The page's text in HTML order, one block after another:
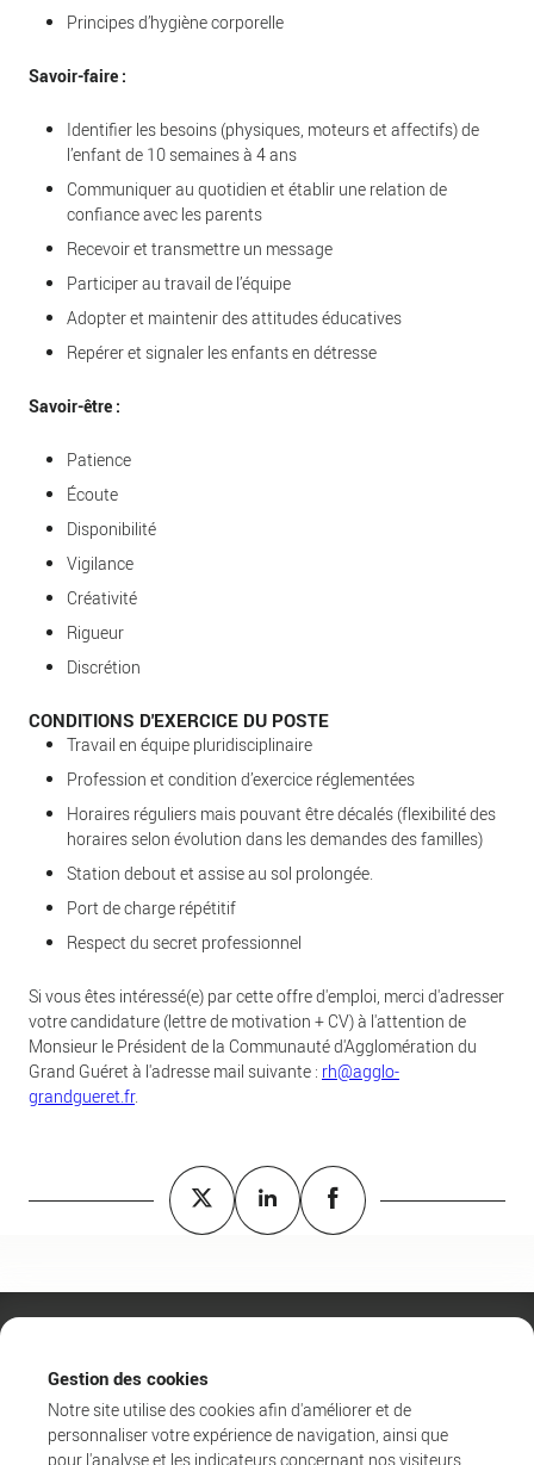
Gestion des cookies
Notre site utilise des cookies afin d'améliorer et de
personnaliser votre expérience de navigation, ainsi que
pour l'analyse et les indicateurs concernant nos visiteurs.
Principes d’hygiène corporelle
Savoir-faire :
Identifier les besoins (physiques, moteurs et affectifs) de
l’enfant de 10 semaines à 4 ans
Communiquer au quotidien et établir une relation de
confiance avec les parents
Recevoir et transmettre un message
Participer au travail de l’équipe
Adopter et maintenir des attitudes éducatives
Repérer et signaler les enfants en détresse
Savoir-être :
Patience
Écoute
Disponibilité
Vigilance
Créativité
Rigueur
Discrétion
CONDITIONS D'EXERCICE DU POSTE
Travail en équipe pluridisciplinaire
Profession et condition d’exercice réglementées
Horaires réguliers mais pouvant être décalés (flexibilité des
horaires selon évolution dans les demandes des familles)
Station debout et assise au sol prolongée.
Port de charge répétitif
Respect du secret professionnel
Si vous êtes intéressé(e) par cette offre d'emploi, merci d'adresser
votre candidature (lettre de motivation + CV) à l'attention de
Monsieur le Président de la Communauté d'Agglomération du
Grand Guéret à l'adresse mail suivante : rh@agglo-
grandgueret.fr.